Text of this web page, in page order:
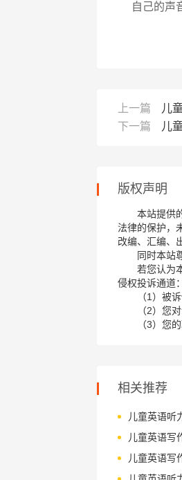
自己的声
上一篇
儿
下一篇
儿
版权声明
本站提供
法律的保护，
改编、汇编、
同时本站
若您认为
侵权投诉通道
（1）被
（2）您
（3）您
相关推荐
儿童英语听
儿童英语写
儿童英语写